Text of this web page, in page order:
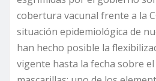
cobertura vacunal frente a la
situación epidemiológica de
han hecho posible la
vigente hasta la fecha sobre el